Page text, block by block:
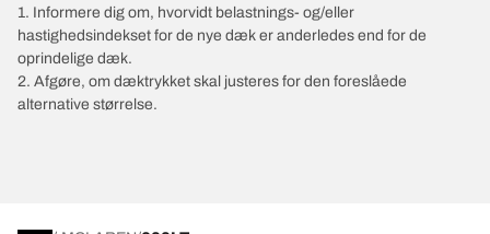
1. Informere dig om, hvorvidt belastnings- og/eller
hastighedsindekset for de nye dæk er anderledes end for de
oprindelige dæk.
2. Afgøre, om dæktrykket skal justeres for den foreslåede
alternative størrelse.